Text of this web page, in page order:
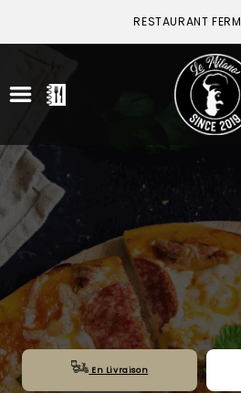
RESTAURANT FER
ACCUEIL
LA CARTE
VOTRE COMPTE
NOTRE RESTAURANT
VOS AVIS En Livraison